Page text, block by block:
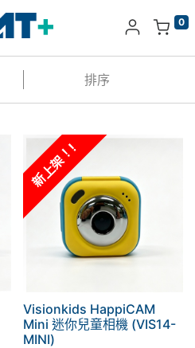
0
排序
新上架！!
Visionkids HappiCAM
Mini 迷你兒童相機 (VIS14-
MINI)